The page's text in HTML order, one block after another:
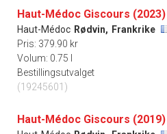
Haut-Médoc Giscours (2023)
Haut-Médoc Rødvin, Frankrike
Pris: 379.90 kr
Volum: 0.75 l
Bestillingsutvalget
(19245601)
Haut-Médoc Giscours (2019)